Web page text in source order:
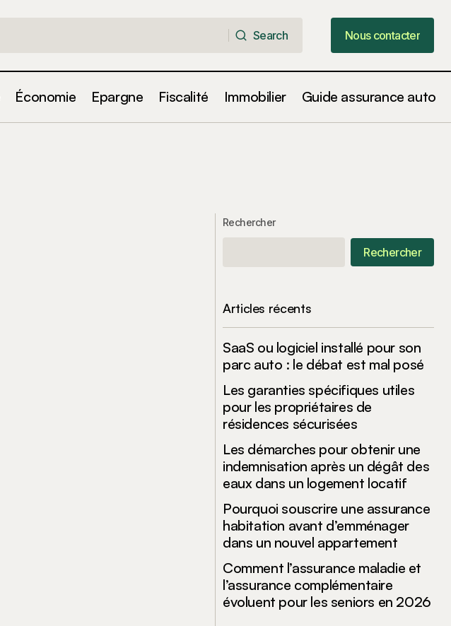
Search
Nous contacter
Nous contacter
Économie Epargne Fiscalité Immobilier Guide assurance auto
Rechercher
Rechercher
Articles récents
SaaS ou logiciel installé pour son
parc auto : le débat est mal posé
Les garanties spécifiques utiles
pour les propriétaires de
résidences sécurisées
Les démarches pour obtenir une
indemnisation après un dégât des
eaux dans un logement locatif
Pourquoi souscrire une assurance
habitation avant d’emménager
dans un nouvel appartement
Comment l’assurance maladie et
l’assurance complémentaire
évoluent pour les seniors en 2026